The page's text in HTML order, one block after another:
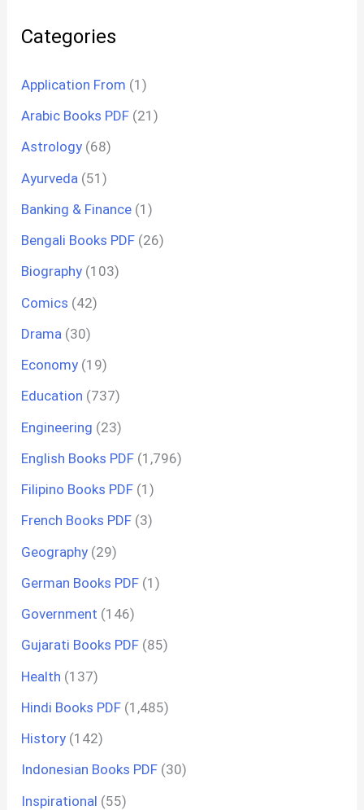
Categories
Application From (1)
Arabic Books PDF (21)
Astrology (68)
Ayurveda (51)
Banking & Finance (1)
Bengali Books PDF (26)
Biography (103)
Comics (42)
Drama (30)
Economy (19)
Education (737)
Engineering (23)
English Books PDF (1,796)
Filipino Books PDF (1)
French Books PDF (3)
Geography (29)
German Books PDF (1)
Government (146)
Gujarati Books PDF (85)
Health (137)
Hindi Books PDF (1,485)
History (142)
Indonesian Books PDF (30)
Inspirational (55)